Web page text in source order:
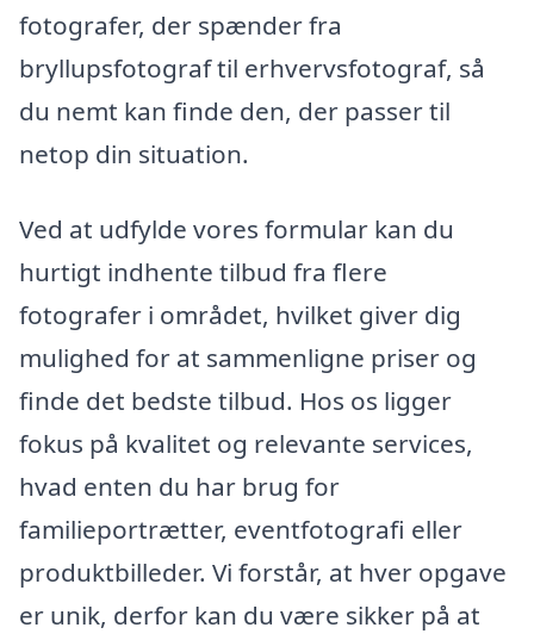
fotografer, der spænder fra
bryllupsfotograf til erhvervsfotograf, så
du nemt kan finde den, der passer til
netop din situation.
Ved at udfylde vores formular kan du
hurtigt indhente tilbud fra flere
fotografer i området, hvilket giver dig
mulighed for at sammenligne priser og
finde det bedste tilbud. Hos os ligger
fokus på kvalitet og relevante services,
hvad enten du har brug for
familieportrætter, eventfotografi eller
produktbilleder. Vi forstår, at hver opgave
er unik, derfor kan du være sikker på at